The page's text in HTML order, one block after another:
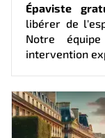
Épaviste
libérer de
Notre
intervention